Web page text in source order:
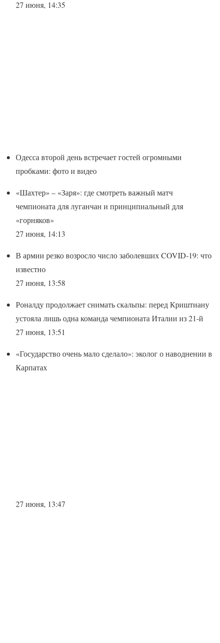
27 июня, 14:35
Одесса второй день встречает гостей огромными
пробками: фото и видео
«Шахтер» – «Заря»: где смотреть важный матч
чемпионата для луганчан и принципиальный для
«горняков»
27 июня, 14:13
В армии резко возросло число заболевших COVID-19: что
известно
27 июня, 13:58
Роналду продолжает снимать скальпы: перед Криштиану
устояла лишь одна команда чемпионата Италии из 21-й
27 июня, 13:51
«Государство очень мало сделало»: эколог о наводнении в
Карпатах
27 июня, 13:47